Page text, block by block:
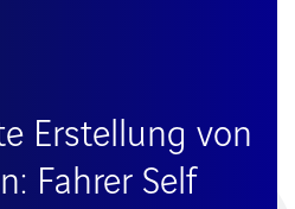
Erstellung von
Fahrer Self